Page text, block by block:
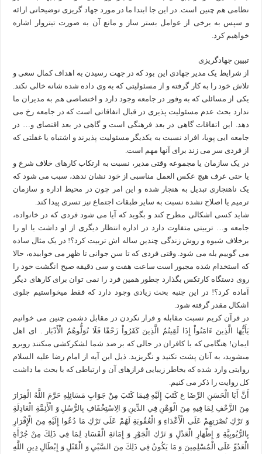
نظامی هم چنین است. در این جا ابتدا ما در مورد جهاد گریزی توضیحاتی ارائه
و سپس به برخی از عوامل بستر ساز و مانع آن به صورت تیتروار اشاره
خواهیم کرد.
تبیین جهادگریزی
از شرایط یک مدیر جهادی این بود که در جهت رسیدن به اهداف کمال سعی و
تلاش خود را به کار گرفته و از مسئولیتی که به وی داده شده شانه خالی نکند.
یکی از مسائلی که به وفور در جامعه وجود دارد و اختصاصی هم به مدیران ما
ندارد بحث عدم مسئولیت پذیری در قبال اتفاقاتی است که در جامعه رخ می
دهد. این اتفاقات گاهی در بعد فرهنگی است و گاهی در بعد اقتصای و… در
جامعه ایی پویا، افراد نسبت به یکدیگر مسئولیت پذیرند و اشتباه یا غفلتی که
از فردی سر می زند برای آنها مهم است.
در یک سازمان یا مجموعه وقتی مدیر، نسبت به ارتکاب کارهای خلاف شرع و
یا حتی عرف هیچ عکس العمل مناسبی از خود نشان ندهد، سبب می شود که
یک ناهنجاری تبدیل به هنجار شده و این امر چون در محیط اداره و سازمان
ترمیم یا اصلاح نشده نسبت به سایر طبقات اجتماع نیز تسری پیدا کند.
شاید کسی اشکالی مطرح کند و بگوید که آیا می شود فردی که در خانواده،
جامعه و… تربیتی متفاوت دارد در اداره انتظار دیگری از او داشت یا او را
برخلاف شیوه و روش زندگی چندین ساله اش تربیت کرد؟! در یک مثال ساده
می گوییم بله می شود. وقتی فردی که تا سن جوانی تا ظهر می خوابیده، حالا
که استخدام شده مجبور است ساعت هفت و سی دقیقه صبح انگشت خود را
روی دستگاه کارتکس بگذارد چطور همین فرد را نمی توان برای کارهای دیگر
آماده کرد؟! در این جنبه بحث زیادی وجود دارد که فقط میخواستیم جلوی
اشکال مقدر گرفته شود.
در قرآن کریم نسبت مقابله و فرار نکردن در مقابل دشمن چنین می خوانیم
يَأَيُّهَا الَّذِينَ ءَامَنُواْ إِذَا لَقِيتُمُ الَّذِينَ كَفَرُواْ زَحْفًا فَلَا تُوَلُّوهُمُ الْأَدْبَار . اى اهل
ايمان! هنگامى كه با كافران در حالى كه بر ضد شما لشكركشى مى‏كنند روبرو
مى‏شويد، به آنان پشت نكنيد و نگريزيد. ذیل این آیه از امام رضا علیه السلام
روایتی وارد شده که بخاطر زیبایی فرازهای آن و ارتباطی که با بحث ما داشت
کل روایت را ذکر می کنیم.
أَنَّ أَبَا الْحَسَنِ الرِّضَا ع كَتَبَ إِلَيْهِ فِيمَا كَتَبَ مِنْ جَوَابِ مَسَائِلِهِ حَرَّمَ اللَّهُ الْفِرَارَ
مِنَ الزَّحْفِ لِمَا فِيهِ مِنَ الْوَهْنِ فِي الدِّينِ وَ الِاسْتِخْفَافِ بِالرُّسُلِ وَ الْأَئِمَّةِ الْعَادِلَةِ
وَ تَرْكِ نُصْرَتِهِمْ عَلَى الْأَعْدَاءِ وَ الْعُقُوبَةِ لَهُمْ عَلَى تَرْكِ مَا دُعُوا إِلَيْهِ مِنَ الْإِقْرَارِ
بِالرُّبُوبِيَّةِ وَ إِظْهَارِ الْعَدْلِ وَ تَرْكِ الْجَوْرِ وَ إِمَاتَةِ الْفَسَادِ لِمَا فِي ذَلِكَ مِنْ جُرْأَةِ
الْعَدُوِّ عَلَى الْمُسْلِمِينَ وَ مَا يَكُونُ فِي ذَلِكَ مِنَ السَّبْيِ وَ الْقَتْلِ وَ إِبْطَالِ دِينِ اللَّهِ